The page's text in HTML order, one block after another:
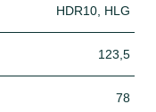
HDR10, HLG
123,5
78